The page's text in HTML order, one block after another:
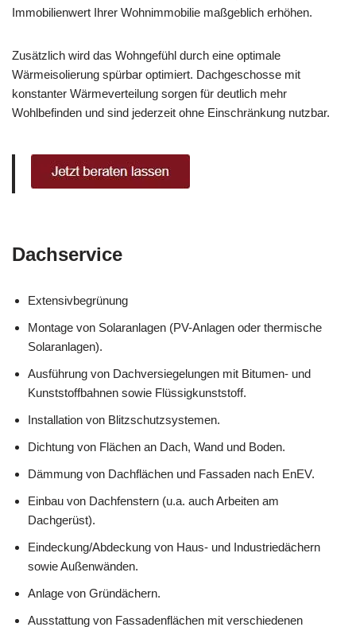
Immobilienwert Ihrer Wohnimmobilie maßgeblich erhöhen.
Zusätzlich wird das Wohngefühl durch eine optimale
Wärmeisolierung spürbar optimiert. Dachgeschosse mit
konstanter Wärmeverteilung sorgen für deutlich mehr
Wohlbefinden und sind jederzeit ohne Einschränkung nutzbar.
Dachservice
Extensivbegrünung
Montage von Solaranlagen (PV-Anlagen oder thermische
Solaranlagen).
Ausführung von Dachversiegelungen mit Bitumen- und
Kunststoffbahnen sowie Flüssigkunststoff.
Installation von Blitzschutzsystemen.
Dichtung von Flächen an Dach, Wand und Boden.
Dämmung von Dachflächen und Fassaden nach EnEV.
Einbau von Dachfenstern (u.a. auch Arbeiten am
Dachgerüst).
Eindeckung/Abdeckung von Haus- und Industriedächern
sowie Außenwänden.
Anlage von Gründächern.
Ausstattung von Fassadenflächen mit verschiedenen